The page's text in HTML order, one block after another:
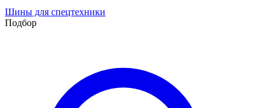
Шины для спецтехники
Подбор